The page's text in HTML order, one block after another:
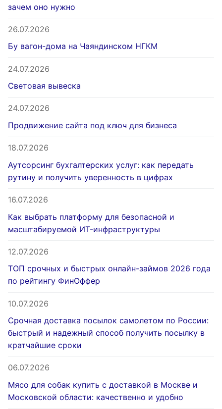
зачем оно нужно
26.07.2026
Бу вагон-дома на Чаяндинском НГКМ
24.07.2026
Световая вывеска
24.07.2026
Продвижение сайта под ключ для бизнеса
18.07.2026
Аутсорсинг бухгалтерских услуг: как передать
рутину и получить уверенность в цифрах
16.07.2026
Как выбрать платформу для безопасной и
масштабируемой ИТ-инфраструктуры
12.07.2026
ТОП срочных и быстрых онлайн-займов 2026 года
по рейтингу ФинОффер
10.07.2026
Срочная доставка посылок самолетом по России:
быстрый и надежный способ получить посылку в
кратчайшие сроки
06.07.2026
Мясо для собак купить с доставкой в Москве и
Московской области: качественно и удобно